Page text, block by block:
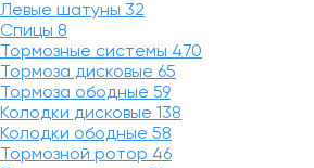
Левые шатуны 32
Спицы 8
Тормозные системы 470
Тормоза дисковые 65
Тормоза ободные 59
Колодки дисковые 138
Колодки ободные 58
Тормозной ротор 46